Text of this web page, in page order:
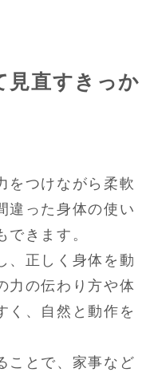
見直すきっか
をつけながら柔軟
違った身体の使い
きます。
、正しく身体を動
力の伝わり方や体
く、自然と動作を
ことで、家事など